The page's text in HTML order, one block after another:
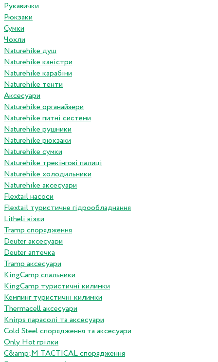
Рукавички
Рюкзаки
Сумки
Чохли
Naturehike душ
Naturehike каністри
Naturehike карабіни
Naturehike тенти
Аксесуари
Naturehike органайзери
Naturehike питні системи
Naturehike рушники
Naturehike рюкзаки
Naturehike сумки
Naturehike трекінгові палиці
Naturehike холодильники
Naturehike аксесуари
Flextail насоси
Flextail туристичне гідрообладнання
Litheli візки
Tramp спорядження
Deuter аксесуари
Deuter аптечка
Tramp аксесуари
KingCamp спальники
KingCamp туристичні килимки
Кемпинг туристичні килимки
Thermacell аксесуари
Knirps парасолі та аксесуари
Cold Steel спорядження та аксесуари
Only Hot грілки
C&amp;M TACTICAL спорядження